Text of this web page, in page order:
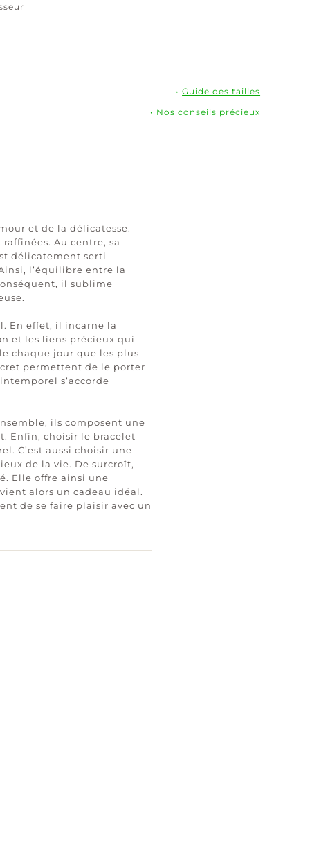
•Guide des tailles
• Nos conseils précieux
et de la délicatesse.
Au centre, sa
délicatement serti
l’équilibre entre la
il sublime
En effet, il incarne la
et les liens précieux qui
chaque jour que les plus
permettent de le porter
s’accorde
ils composent une
Enfin, choisir le bracelet
C’est aussi choisir une
de la vie. De surcroît,
Elle offre ainsi une
alors un cadeau idéal.
de se faire plaisir avec un